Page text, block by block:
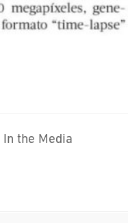
In the Media